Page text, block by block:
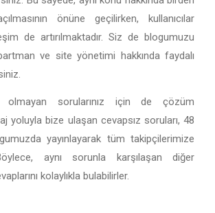
önüne geçilirken, kullanıcılar
de artırılmaktadır. Siz de blogumuzu
ve site yönetimi hakkında faydalı
olmayan sorularınız için de çözüm
yoluyla bize ulaşan cevapsız soruları, 48
yayınlayarak tüm takipçilerimize
aynı sorunla karşılaşan diğer
kolaylıkla bulabilirler.